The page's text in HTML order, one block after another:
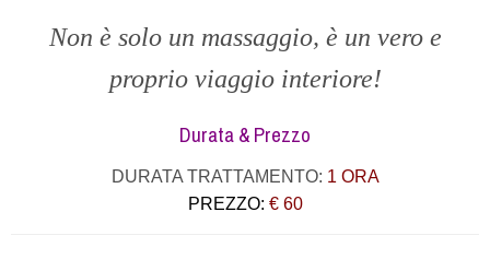
Non è solo un massaggio, è un vero e
proprio viaggio interiore!
Durata & Prezzo
DURATA TRATTAMENTO: 1 ORA
PREZZO: € 60